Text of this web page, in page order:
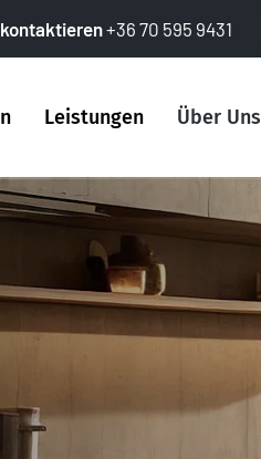
+36 70 595 9431
Leistungen Über Uns